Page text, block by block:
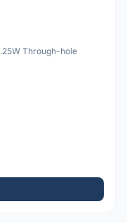
Through-hole